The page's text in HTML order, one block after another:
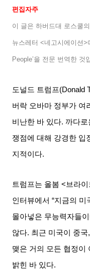
편집자주
이 글은 하버드대 로스쿨
뉴스레터 <네고시에이션>
People’을 전문 번역한 것
도널드 트럼프(Donald
버락 오바마 정부가 여
비난한 바 있다. 까다로
쟁점에 대해 강경한 입
지적이다.
트럼프는 올봄 <브라
인터뷰에서 “지금의 미
몰아넣은 무능력자들
않다. 최근 미국이 중국,
맺은 거의 모든 협정이
밝힌 바 있다.